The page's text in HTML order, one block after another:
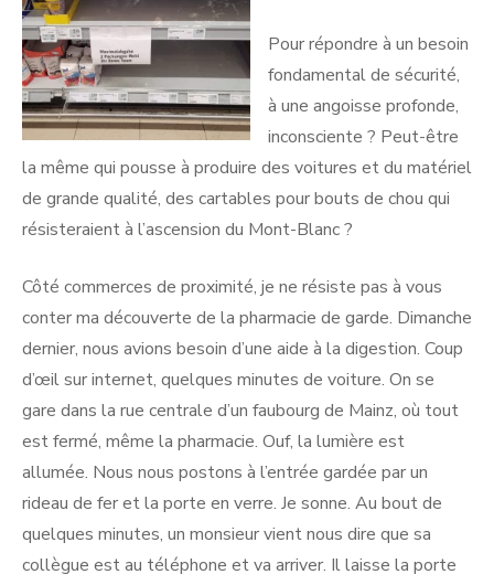
Pour répondre à un besoin
fondamental de sécurité,
à une angoisse profonde,
inconsciente ? Peut-être
la même qui pousse à produire des voitures et du matériel
de grande qualité, des cartables pour bouts de chou qui
résisteraient à l’ascension du Mont-Blanc ?
Côté commerces de proximité, je ne résiste pas à vous
conter ma découverte de la pharmacie de garde. Dimanche
dernier, nous avions besoin d’une aide à la digestion. Coup
d’œil sur internet, quelques minutes de voiture. On se
gare dans la rue centrale d’un faubourg de Mainz, où tout
est fermé, même la pharmacie. Ouf, la lumière est
allumée. Nous nous postons à l’entrée gardée par un
rideau de fer et la porte en verre. Je sonne. Au bout de
quelques minutes, un monsieur vient nous dire que sa
collègue est au téléphone et va arriver. Il laisse la porte